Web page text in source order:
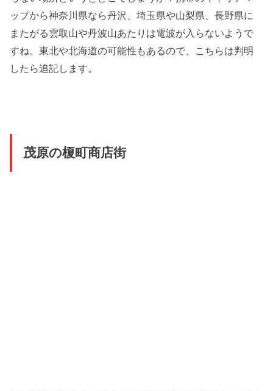
ップから神奈川県なら丹沢、埼玉県や山梨県、長野県に
またがる雲取山や丹波山あたりは電波が入らないようで
すね。東北や北海道の可能性もあるので、こちらは判明
したら追記します。
茂原の榎町商店街